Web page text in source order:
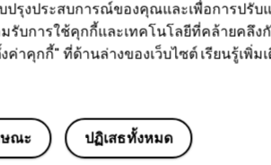
ปรุงประสบการณ์ของคุณและเพื่อการปรับ
บการใช้คุกกี้และเทคโนโลยีที่คล้ายคลึ
าคุกกี้" ที่ด้านล่างของเว็บไซต์ เรียนรู้เพิ่ม
ปฏิเสธทั้งหมด
ษณะ